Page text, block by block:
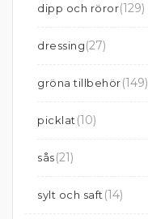
dipp och röror(129)
dressing(27)
gröna tillbehör(149)
picklat (10)
sås(21)
sylt och saft (14)